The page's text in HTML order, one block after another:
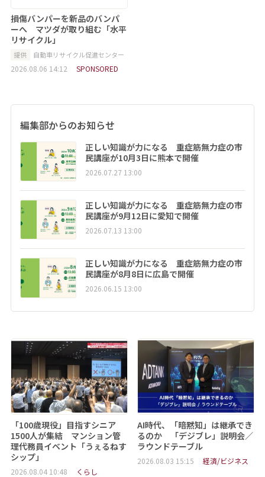
損傷バンパーを新品のバンパ
ーへ マツダが取り組む「水平
リサイクル」
提供 自動車リサイクル促進センター
2026.08.06 14:12 SPONSORED
編集部からのお知らせ
正しい知識が力になる 重症筋無力症の市
民講座が10月3日に熊本で開催
2026.07.27 13:00
正しい知識が力になる 重症筋無力症の市
民講座が9月12日に愛知で開催
2026.07.13 13:00
正しい知識が力になる 重症筋無力症の市
民講座が8月8日に広島で開催
2026.06.15 13:00
「100歳現役」目指すシニア
1500人が集結 マンション管
理代務員イベント「うぇるねす
シップ」
2026.08.04 10:48 くらし
AI時代、「暗黙知」は継承でき
るのか 「デジブレ」説明会／
ラウンドテーブル
2026.08.03 15:15 経済/ビジネス